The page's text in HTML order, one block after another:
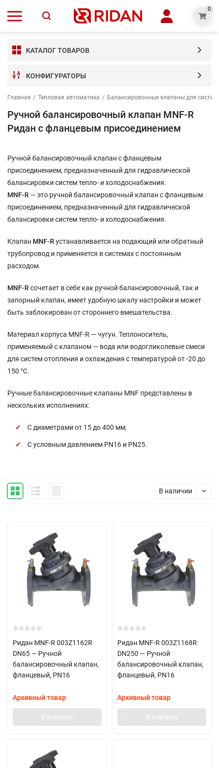
0
КАТАЛОГ ТОВАРОВ
КОНФИГУРАТОРЫ
Главная / Тепловая автоматика / Балансировочные клапаны для
Ручной балансировочный клапан MNF-R
Ридан с фланцевым присоединением
Ручной балансировочный клапан с фланцевым
присоединением, предназначенный для гидравлической
балансировки систем тепло- и холодоснабжения.
MNF-R — это ручной балансировочный клапан с фланцевым
присоединением, предназначенный для гидравлической
балансировки систем тепло- и холодоснабжения.
Клапан MNF-R устанавливается на подающий или обратный
трубопровод и применяется в системах с постоянным
расходом.
MNF-R сочетает в себе как ручной балансировочный, так и
запорный клапан, имеет удобную шкалу настройки и может
быть заблокирован от стороннего вмешательства.
Материал корпуса MNF-R — чугун. Теплоноситель,
применяемый с клапаном — вода или водогликолевые смеси
для систем отопления и охлаждения с температурой от -20 до
150 °С.
Ручные балансировочные клапаны MNF представлены в
нескольких исполнениях:
С диаметрами от 15 до 400 мм;
С условным давлением PN16 и PN25.
В наличии
Ридан MNF-R 003Z1162R
DN65 — Ручной
балансировочный клапан,
фланцевый, PN16
Архивный товар
В корзину
Ридан MNF-R 003Z1168R
DN250 — Ручной
балансировочный клапан,
фланцевый, PN16
Архивный товар
В корзину